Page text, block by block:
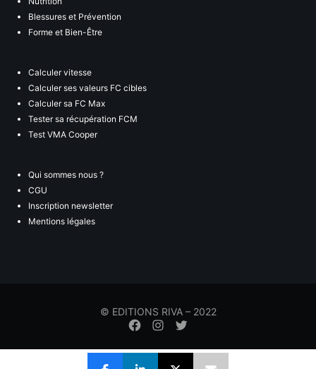
Blessures et Prévention
Forme et Bien-Être
Calculer vitesse
Calculer ses valeurs FC cibles
Calculer sa FC Max
Tester sa récupération FCM
Test VMA Cooper
Qui sommes nous ?
CGU
Inscription newsletter
Mentions légales
© EDITIONS RIVA – 2022
Élément
menude
de